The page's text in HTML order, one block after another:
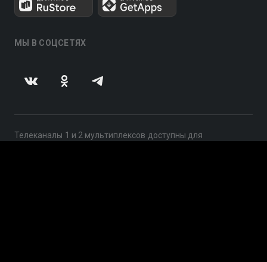
МЫ В СОЦСЕТЯХ
Телеканалы 1 и 2 мультиплексов доступны для